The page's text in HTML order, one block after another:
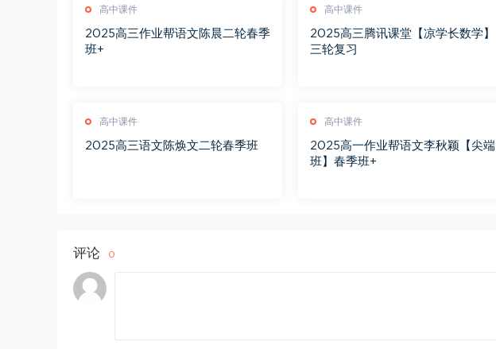
高中课件
2025高三作业帮语文陈晨二轮春季
班+
高中课件
2025高三腾讯课堂【凉学长数学】
三轮复习
高中课件
2025高三语文陈焕文二轮春季班
高中课件
2025高一作业帮语文李秋颖【尖端
班】春季班+
评论 0